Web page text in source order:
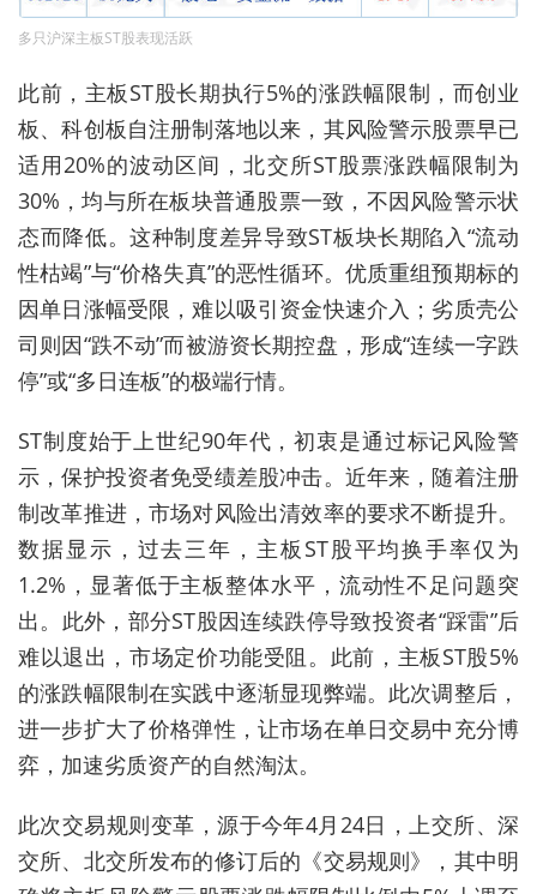
多只沪深主板ST股表现活跃
此前，主板ST股长期执行5%的涨跌幅限制，而创业
板、科创板自注册制落地以来，其风险警示股票早已
适用20%的波动区间，北交所ST股票涨跌幅限制为
30%，均与所在板块普通股票一致，不因风险警示状
态而降低。这种制度差异导致ST板块长期陷入“流动
性枯竭”与“价格失真”的恶性循环。优质重组预期标的
因单日涨幅受限，难以吸引资金快速介入；劣质壳公
司则因“跌不动”而被游资长期控盘，形成“连续一字跌
停”或“多日连板”的极端行情。
ST制度始于上世纪90年代，初衷是通过标记风险警
示，保护投资者免受绩差股冲击。近年来，随着注册
制改革推进，市场对风险出清效率的要求不断提升。
数据显示，过去三年，主板ST股平均换手率仅为
1.2%，显著低于主板整体水平，流动性不足问题突
出。此外，部分ST股因连续跌停导致投资者“踩雷”后
难以退出，市场定价功能受阻。此前，主板ST股5%
的涨跌幅限制在实践中逐渐显现弊端。此次调整后，
进一步扩大了价格弹性，让市场在单日交易中充分博
弈，加速劣质资产的自然淘汰。
此次交易规则变革，源于今年4月24日，上交所、深
交所、北交所发布的修订后的《交易规则》，其中明